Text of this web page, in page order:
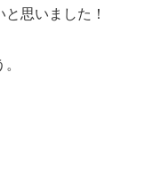
思いました！